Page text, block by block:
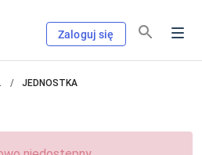
Zaloguj się
JEDNOSTKA